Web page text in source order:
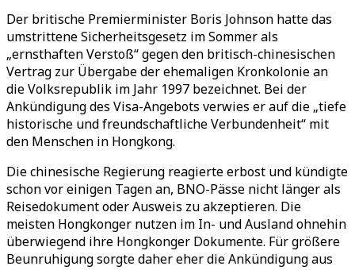
Der britische Premierminister Boris Johnson hatte das
umstrittene Sicherheitsgesetz im Sommer als
„ernsthaften Verstoß“ gegen den britisch-chinesischen
Vertrag zur Übergabe der ehemaligen Kronkolonie an
die Volksrepublik im Jahr 1997 bezeichnet. Bei der
Ankündigung des Visa-Angebots verwies er auf die „tiefe
historische und freundschaftliche Verbundenheit“ mit
den Menschen in Hongkong.
Die chinesische Regierung reagierte erbost und kündigte
schon vor einigen Tagen an, BNO-Pässe nicht länger als
Reisedokument oder Ausweis zu akzeptieren. Die
meisten Hongkonger nutzen im In- und Ausland ohnehin
überwiegend ihre Hongkonger Dokumente. Für größere
Beunruhigung sorgte daher eher die Ankündigung aus